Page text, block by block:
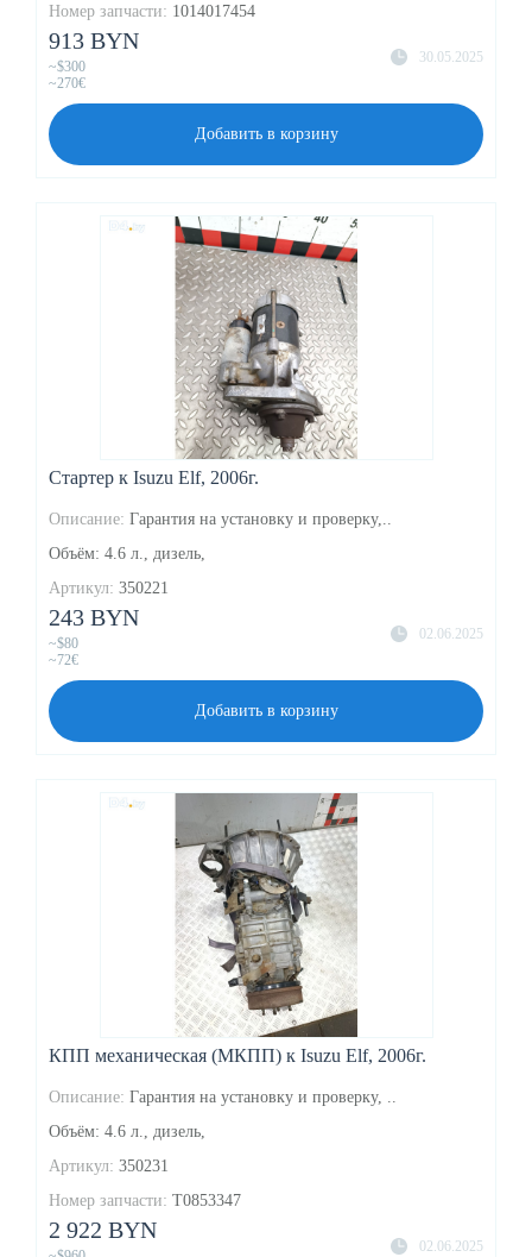
Номер запчасти: 1014017454
30.05.2025
913 BYN
~$300
~270€
Добавить в корзину
Стартер к Isuzu Elf, 2006г.
Описание: Гарантия на установку и проверку,..
Объём: 4.6 л., дизель,
Артикул: 350221
02.06.2025
243 BYN
~$80
~72€
Добавить в корзину
КПП механическая (МКПП) к Isuzu Elf, 2006г.
Описание: Гарантия на установку и проверку, ..
Объём: 4.6 л., дизель,
Артикул: 350231
Номер запчасти: T0853347
02.06.2025
2 922 BYN